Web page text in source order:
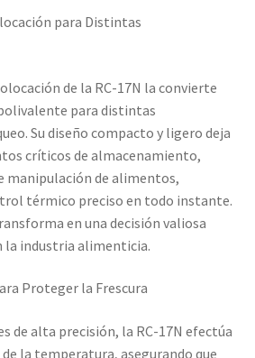
para Distintas
de la RC-17N la convierte
para distintas
Su diseño compacto y ligero deja
críticos de almacenamiento,
manipulación de alimentos,
térmico preciso en todo instante.
en una decisión valiosa
la industria alimenticia.
Proteger la Frescura
de alta precisión, la RC-17N efectúa
la temperatura, asegurando que